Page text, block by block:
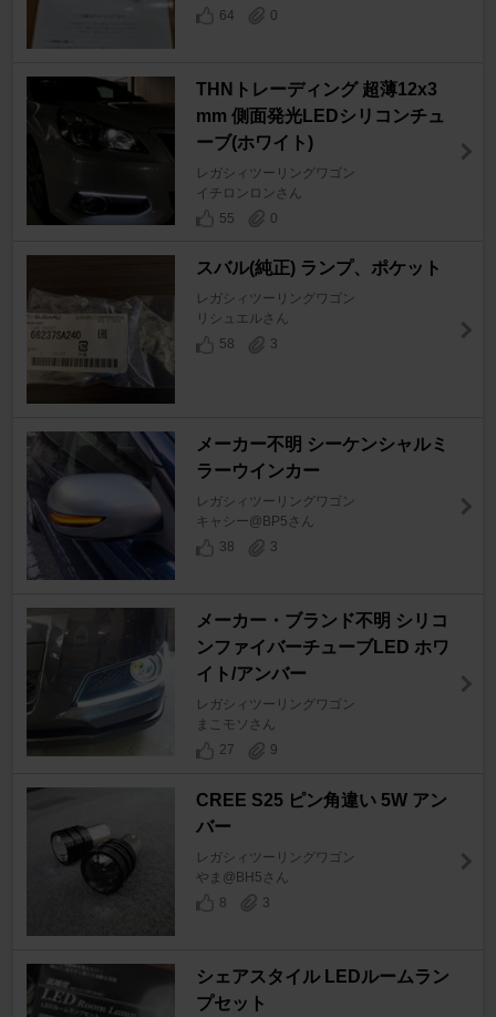
64 0
THNトレーディング 超薄12x3
mm 側面発光LEDシリコンチュ
ーブ(ホワイト)
レガシィツーリングワゴン
イチロンロンさん
55
0
スバル(純正) ランプ、ポケット
レガシィツーリングワゴン
リシュエルさん
58
3
メーカー不明 シーケンシャルミ
ラーウインカー
レガシィツーリングワゴン
キャシー@BP5さん
38
3
メーカー・ブランド不明 シリコ
ンファイバーチューブLED ホワ
イト/アンバー
レガシィツーリングワゴン
まこモソさん
27
9
CREE S25 ピン角違い 5W アン
バー
レガシィツーリングワゴン
やま@BH5さん
8
3
シェアスタイル LEDルームラン
プセット